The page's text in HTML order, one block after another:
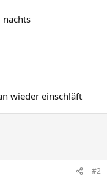
nachts
wieder einschläft
#2